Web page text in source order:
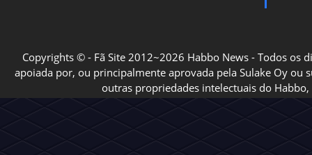
Copyrights © - Fã Site 2012~2026 Habbo News - Todos os
apoiada por, ou principalmente aprovada pela Sulake Oy ou
outras propriedades intelectuais do